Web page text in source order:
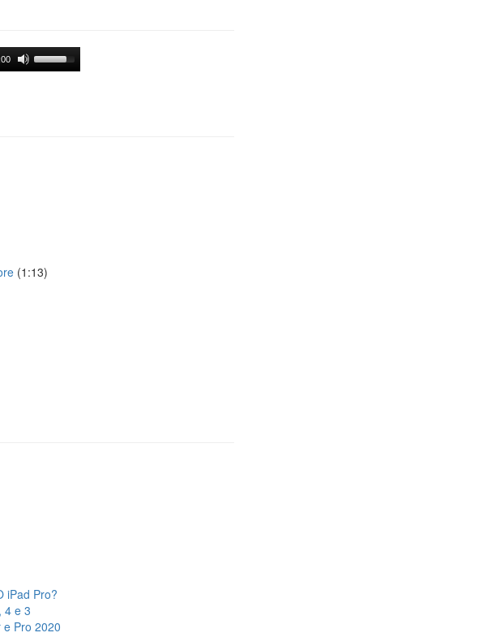
(1:13)
iPad Pro?
4 e 3
Pro 2020